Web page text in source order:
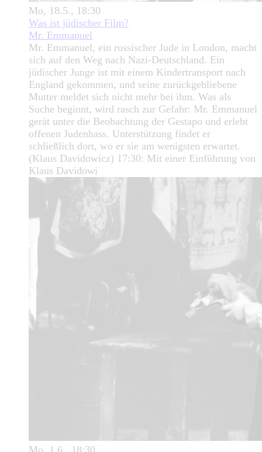
Mo, 18.5., 18:30
Was ist jüdischer Film?
Mr. Emmanuel
Mr. Emmanuel, ein russischer Jude in London, macht
sich auf den Weg nach Nazi-Deutschland. Ein
jüdischer Junge ist mit einem Kindertransport nach
England gekommen, und seine zurückgebliebene
Mutter meldet sich nicht mehr bei ihm. Was als
Suche beginnt, wird rasch zur Gefahr: Mr. Emmanuel
gerät unter die Beobachtung der Gestapo und erlebt
offenen Judenhass. Unterstützung findet er
schließlich dort, wo er sie am wenigsten erwartet.
(Klaus Davidowicz) 17:30: Mit einer Einführung von
Klaus Davidowi
Mo, 1.6., 18:30